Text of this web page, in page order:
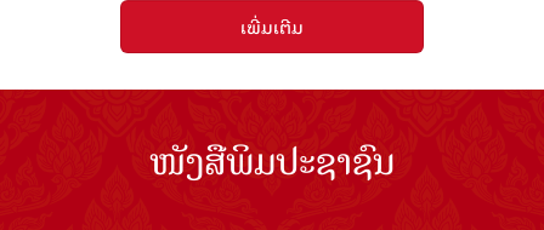
ເພີ່ມເຕີມ
ໜັງສືພິມປະຊາຊົນ